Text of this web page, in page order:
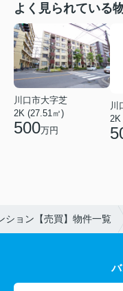
よく見られている
川口市大字芝
2K (27.51㎡)
500万円
川
2K
ション【売買】物件一覧